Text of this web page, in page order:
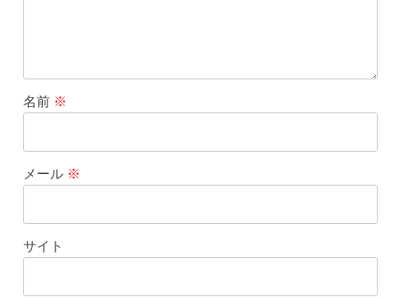
名前 ※
メール ※
サイト